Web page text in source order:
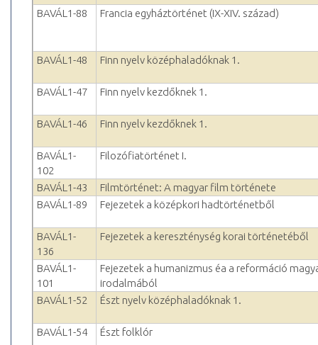
BAVÁL1-88 Francia egyháztörténet (IX-XIV. század)
BAVÁL1-48 Finn nyelv középhaladóknak 1.
BAVÁL1-47 Finn nyelv kezdőknek 1.
BAVÁL1-46 Finn nyelv kezdőknek 1.
BAVÁL1-
102
Filozófiatörténet I.
BAVÁL1-43
Filmtörténet: A magyar film története
BAVÁL1-89
Fejezetek a középkori hadtörténetből
BAVÁL1-
136
Fejezetek a kereszténység korai történetéből
BAVÁL1-
101
Fejezetek a humanizmus éa a reformáció
irodalmából
BAVÁL1-52
Észt nyelv középhaladóknak 1.
BAVÁL1-54 Észt folklór